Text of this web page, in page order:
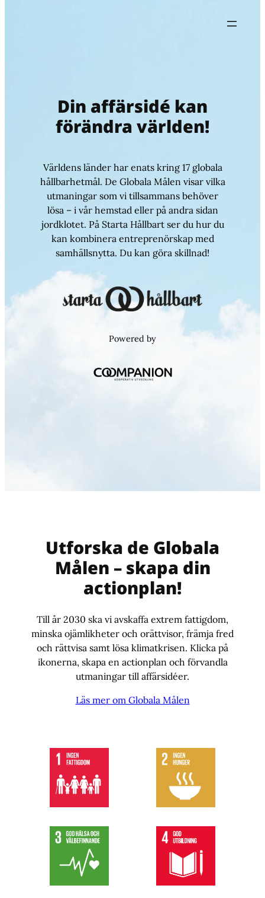
Din affärsidé kan
förändra världen!
Världens länder har enats kring 17 globala
hållbarhetmål. De Globala Målen visar vilka
utmaningar som vi tillsammans behöver
lösa – i vår hemstad eller på andra sidan
jordklotet. På Starta Hållbart ser du hur du
kan kombinera entreprenörskap med
samhällsnytta. Du kan göra skillnad!
Powered by
Utforska de Globala
Målen – skapa din
actionplan!
Till år 2030 ska vi avskaffa extrem fattigdom,
minska ojämlikheter och orättvisor, främja fred
och rättvisa samt lösa klimatkrisen. Klicka på
ikonerna, skapa en actionplan och förvandla
utmaningar till affärsidéer.
Läs mer om Globala Målen